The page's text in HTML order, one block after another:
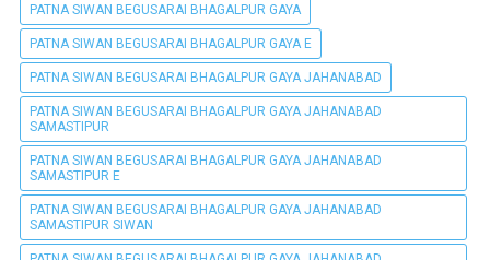
PATNA SIWAN BEGUSARAI BHAGALPUR GAYA
PATNA SIWAN BEGUSARAI BHAGALPUR GAYA E
PATNA SIWAN BEGUSARAI BHAGALPUR GAYA JAHANABAD
PATNA SIWAN BEGUSARAI BHAGALPUR GAYA JAHANABAD
SAMASTIPUR
PATNA SIWAN BEGUSARAI BHAGALPUR GAYA JAHANABAD
SAMASTIPUR E
PATNA SIWAN BEGUSARAI BHAGALPUR GAYA JAHANABAD
SAMASTIPUR SIWAN